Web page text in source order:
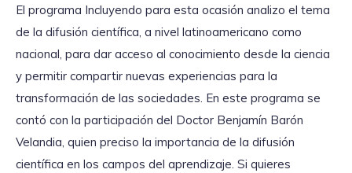
El programa Incluyendo para esta ocasión analizo el tema
de la difusión científica, a nivel latinoamericano como
nacional, para dar acceso al conocimiento desde la ciencia
y permitir compartir nuevas experiencias para la
transformación de las sociedades. En este programa se
contó con la participación del Doctor Benjamín Barón
Velandia, quien preciso la importancia de la difusión
científica en los campos del aprendizaje. Si quieres